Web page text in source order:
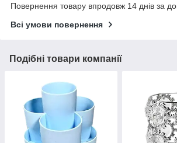
Повернення товару впродовж 14 днів за
Всі умови повернення
Подібні товари компанії